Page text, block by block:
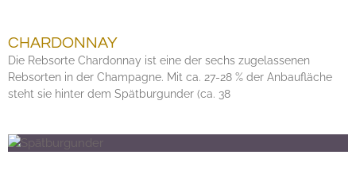
CHARDONNAY
Die Rebsorte Chardonnay ist eine der sechs zugelassenen
Rebsorten in der Champagne. Mit ca. 27-28 % der Anbaufläche
steht sie hinter dem Spätburgunder (ca. 38